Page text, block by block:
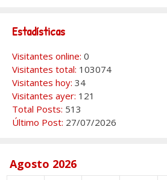
Estadísticas
Visitantes online: 0
Visitantes total: 103074
Visitantes hoy: 34
Visitantes ayer: 121
Total Posts: 513
Último Post: 27/07/2026
Agosto 2026